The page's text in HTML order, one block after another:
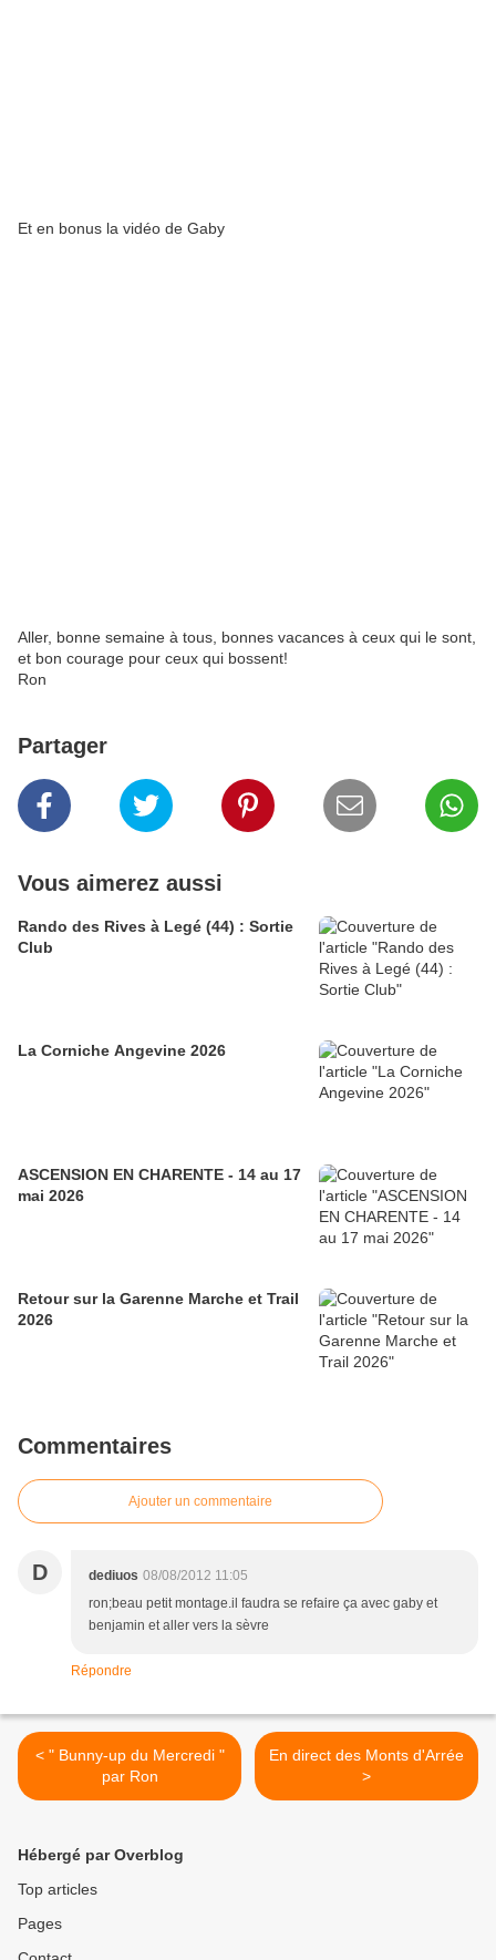
Et en bonus la vidéo de Gaby
Aller, bonne semaine à tous, bonnes vacances à ceux qui le sont,
et bon courage pour ceux qui bossent!
Ron
Partager
Vous aimerez aussi
Rando des Rives à Legé (44) : Sortie
Club
La Corniche Angevine 2026
ASCENSION EN CHARENTE - 14 au 17
mai 2026
Retour sur la Garenne Marche et Trail
2026
Commentaires
Ajouter un commentaire
D dediuos 08/08/2012 11:05
ron;beau petit montage.il faudra se refaire ça avec gaby et
benjamin et aller vers la sèvre
Répondre
< " Bunny-up du Mercredi "
par Ron
En direct des Monts d'Arrée
>
Hébergé par Overblog
Top articles
Pages